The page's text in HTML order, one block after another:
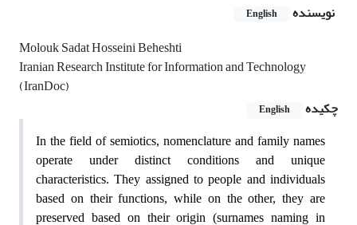
نویسنده English
Molouk Sadat Hosseini Beheshti
Iranian Research Institute for Information and Technology
(IranDoc)
چکیده
English
In the field of semiotics, nomenclature and family names
operate under distinct conditions and unique
characteristics. They assigned to people and individuals
based on their functions, while on the other, they are
preserved based on their origin (surnames naming in